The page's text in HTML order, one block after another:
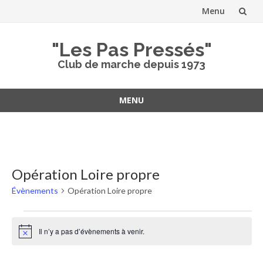
Menu
"Les Pas Pressés"
Club de marche depuis 1973
MENU
Opération Loire propre
Évènements Opération Loire propre
Notice Il n’y a pas d’évènements à venir.